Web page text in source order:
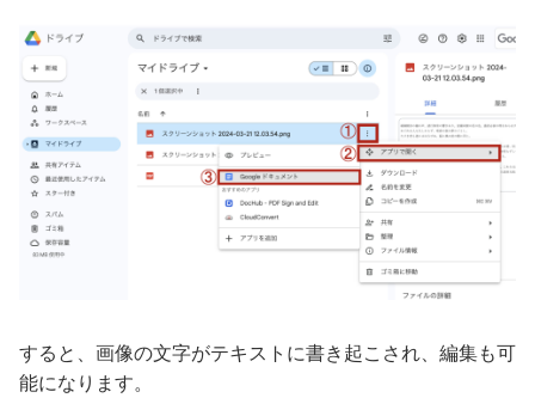
すると、画像の文字がテキストに書き起こされ、編集も可
能になります。